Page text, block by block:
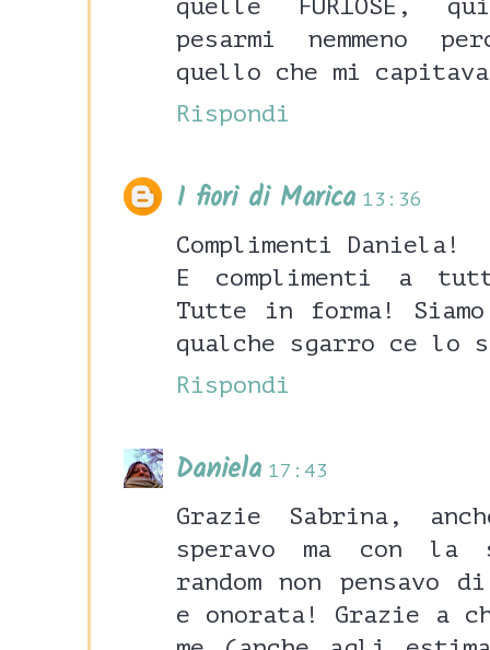
quelle FURIOSE,
pesarmi nemmeno
quello che mi
Rispondi
I fiori di Marica 13:36
Complimenti Daniela!
E complimenti a
Tutte in forma!
qualche sgarro ce lo
Rispondi
Daniela 17:43
Grazie Sabrina,
speravo ma con
random non
e onorata! Grazie a